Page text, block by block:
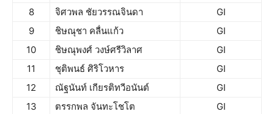
8
จิศวพล ชัยวรรณจินดา
GI
9
ชิษณุชา คลื่นแก้ว
GI
10
ชิษณุพงศ์ วงษ์ศรีวิลาศ
GI
11
ชุติพนธ์ ศิริโวหาร
GI
12
ณัฐนันท์ เกียรติทวีอนันต์
GI
13
ตรรกพล จันทะโชโต
GI